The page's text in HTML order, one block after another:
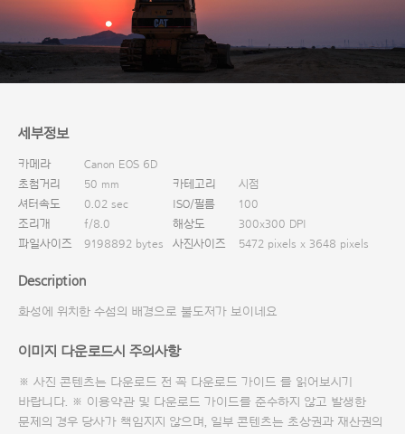
세부정보
카메라
Canon EOS 6D
초첨거리
50 mm 카테고리
시점
셔터속도
0.02 sec ISO/필름
100
조리개
f/8.0 해상도
300x300 DPI
파일사이즈
9198892 bytes 사진사이즈 5472 pixels x 3648 pixels
Description
화성에 위치한 수섬의 배경으로 불도저가 보이네요
이미지 다운로드시 주의사항
※ 사진 콘텐츠는 다운로드 전 꼭 다운로드 가이드 를 읽어보시기
바랍니다. ※ 이용약관 및 다운로드 가이드를 준수하지 않고 발생한
문제의 경우 당사가 책임지지 않으며, 일부 콘텐츠는 초상권과 재산권의